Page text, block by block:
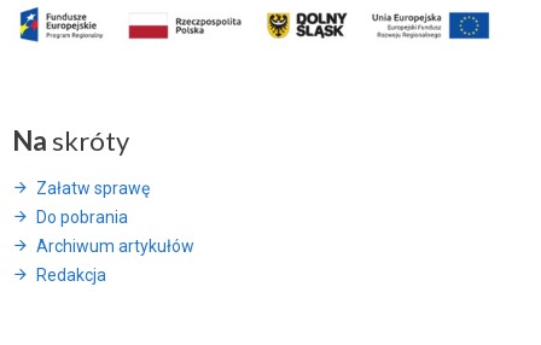
Na skróty
Załatw sprawę
Do pobrania
Archiwum artykułów
Redakcja